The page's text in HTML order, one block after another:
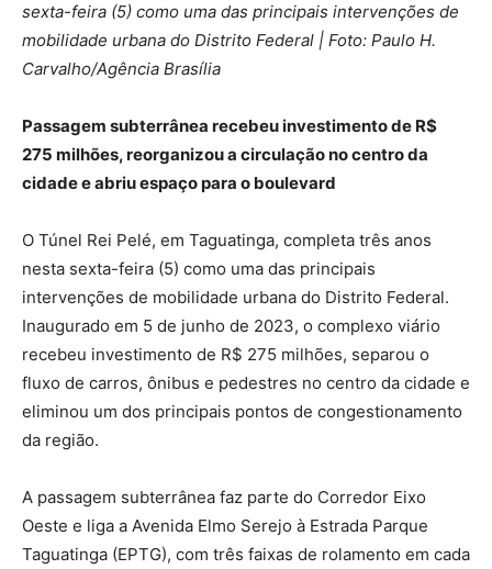
sexta-feira (5) como uma das principais intervenções de
mobilidade urbana do Distrito Federal | Foto: Paulo H.
Carvalho/Agência Brasília
Passagem subterrânea recebeu investimento de R$
275 milhões, reorganizou a circulação no centro da
cidade e abriu espaço para o boulevard
O Túnel Rei Pelé, em Taguatinga, completa três anos
nesta sexta-feira (5) como uma das principais
intervenções de mobilidade urbana do Distrito Federal.
Inaugurado em 5 de junho de 2023, o complexo viário
recebeu investimento de R$ 275 milhões, separou o
fluxo de carros, ônibus e pedestres no centro da cidade e
eliminou um dos principais pontos de congestionamento
da região.
A passagem subterrânea faz parte do Corredor Eixo
Oeste e liga a Avenida Elmo Serejo à Estrada Parque
Taguatinga (EPTG), com três faixas de rolamento em cada